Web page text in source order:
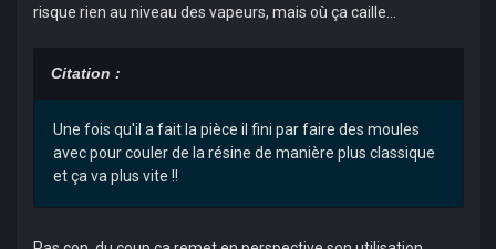
risque rien au niveau des vapeurs, mais où ça caille...
Citation :
Une fois qu'il a fait la pièce il fini par faire des moules
avec pour couler de la résine de manière plus classique
et ça va plus vite !!